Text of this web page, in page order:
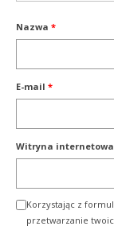
Nazwa *
E-mail *
Witryna internetowa
Korzystając z
przetwarzanie